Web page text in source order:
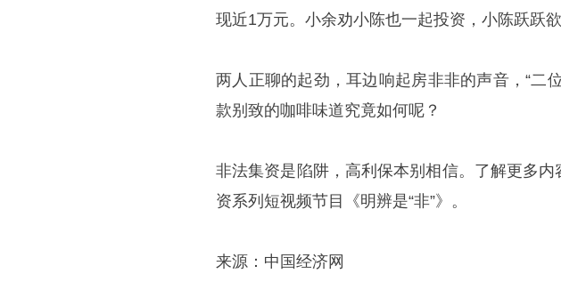
现近1万元。小余劝小陈也一起投资，小陈跃跃欲
两人正聊的起劲，耳边响起房非非的声音，“二
款别致的咖啡味道究竟如何呢？
非法集资是陷阱，高利保本别相信。了解更多
资系列短视频节目《明辨是“非”》。
来源：中国经济网